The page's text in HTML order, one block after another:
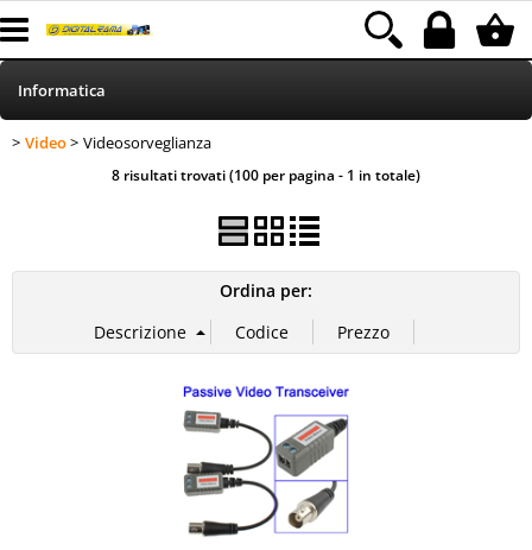
Categoria: Informatica>
HOME
Informatica
Stampa
MEDIACOM
Video Videosorveglianza
8 risultati trovati (100 per pagina - 1 in totale)
Ordina per: